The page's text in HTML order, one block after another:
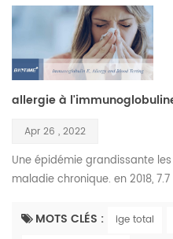
allergie à
Apr 26 , 2022
Une épidémie grandissante
maladie chronique. en 2018,
grave la plus courante
MOTS CLÉS : ige total